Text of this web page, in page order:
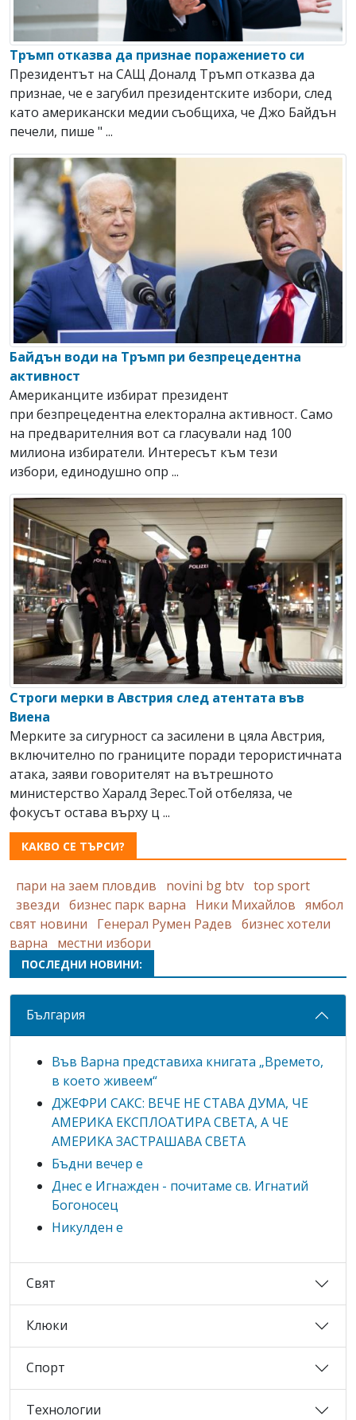
Тръмп отказва да признае поражението си
Президентът на САЩ Доналд Тръмп отказва да
признае, че е загубил президентските избори, след
като американски медии съобщиха, че Джо Байдън
печели, пише " ...
Байдън води на Тръмп ри безпрецедентна
активност
Американците избират президент
при безпрецедентна електорална активност. Само
на предварителния вот са гласували над 100
милиона избиратели. Интересът към тези
избори, единодушно опр ...
Строги мерки в Австрия след атентата във
Виена
Мерките за сигурност са засилени в цяла Австрия,
включително по границите поради терористичната
атака, заяви говорителят на вътрешното
министерство Харалд Зерес.Той отбеляза, че
фокусът остава върху ц ...
КАКВО СЕ ТЪРСИ?
пари на заем пловдив novini bg btv top sport
звезди бизнес парк варна Ники Михайлов ямбол
свят новини
Генерал Румен Радев бизнес хотели
варна
местни избори
ПОСЛЕДНИ НОВИНИ:
България
Във Варна представиха книгата „Времето,
в което живеем“
ДЖЕФРИ САКС: ВЕЧЕ НЕ СТАВА ДУМА, ЧЕ
АМЕРИКА ЕКСПЛОАТИРА СВЕТА, А ЧЕ
АМЕРИКА ЗАСТРАШАВА СВЕТА
Бъдни вечер е
Днес е Игнажден - почитаме св. Игнатий
Богоносец
Никулден е
Свят
Клюки
Спорт
Технологии